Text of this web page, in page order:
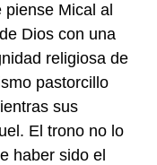
Mical al
Dios con una
religiosa de
pastorcillo
sus
El trono no lo
haber sido el